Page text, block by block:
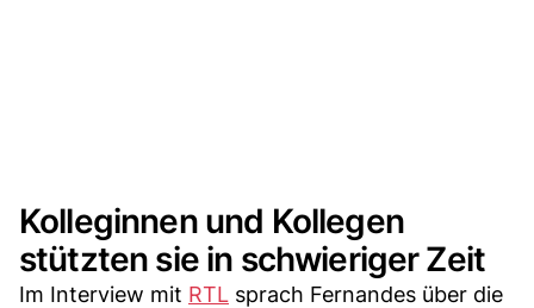
Kolleginnen und Kollegen
stützten sie in schwieriger Zeit
Im Interview mit RTL sprach Fernandes über die